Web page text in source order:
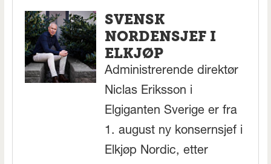
SVENSK
NORDENSJEF I
ELKJØP
Administrerende direktør
Niclas Eriksson i
Elgiganten Sverige er fra
1. august ny konsernsjef i
Elkjøp Nordic, etter